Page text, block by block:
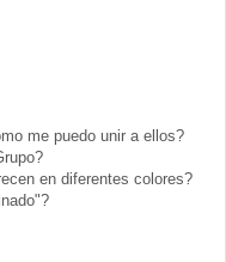
me puedo unir a ellos?
en diferentes colores?